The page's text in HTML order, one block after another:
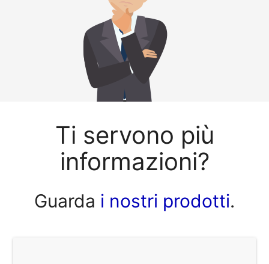
Ti servono più
informazioni?
Guarda i nostri prodotti.